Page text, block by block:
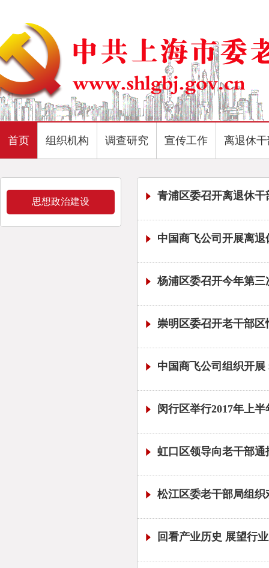
首页 组织机构 调查研究 宣传工作 离退休
思想政治建设 青浦区委召开离退休干
中国商飞公司开展离
杨浦区委召开今年第
崇明区委召开老干部区
中国商飞公司组织开
闵行区举行2017年上
虹口区领导向老干部通
松江区委老干部局组
回看产业历史 展望行